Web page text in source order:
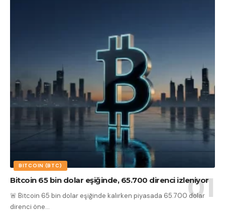
BITCOIN (BTC)
Bitcoin 65 bin dolar eşiğinde, 65.700 direnci izleniyor
🚨 Bitcoin 65 bin dolar eşiğinde kalırken piyasada 65.700 dolar
direnci öne…